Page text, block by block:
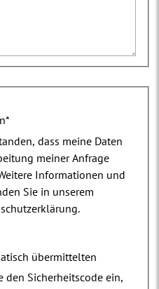
*
dass meine Daten
meiner Anfrage
Informationen und
Sie in unserem
übermittelten
den Sicherheitscode ein,